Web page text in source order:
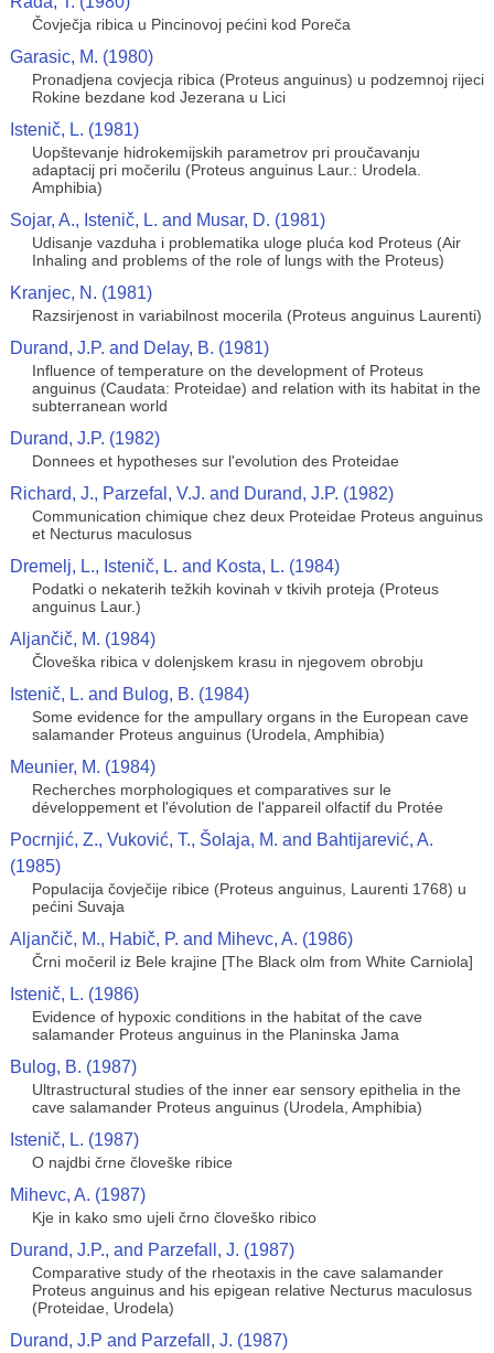
Čovječja ribica u Pincinovoj pećini kod Poreča
Garasic, M. (1980)
Pronadjena covjecja ribica (Proteus anguinus) u podzemnoj rijeci
Rokine bezdane kod Jezerana u Lici
Istenič, L. (1981)
Uopštevanje hidrokemijskih parametrov pri proučavanju
adaptacij pri močerilu (Proteus anguinus Laur.: Urodela.
Amphibia)
Sojar, A., Istenič, L. and Musar, D. (1981)
Udisanje vazduha i problematika uloge pluća kod Proteus (Air
Inhaling and problems of the role of lungs with the Proteus)
Kranjec, N. (1981)
Razsirjenost in variabilnost mocerila (Proteus anguinus Laurenti)
Durand, J.P. and Delay, B. (1981)
Influence of temperature on the development of Proteus
anguinus (Caudata: Proteidae) and relation with its habitat in the
subterranean world
Durand, J.P. (1982)
Donnees et hypotheses sur l'evolution des Proteidae
Richard, J., Parzefal, V.J. and Durand, J.P. (1982)
Communication chimique chez deux Proteidae Proteus anguinus
et Necturus maculosus
Dremelj, L., Istenič, L. and Kosta, L. (1984)
Podatki o nekaterih težkih kovinah v tkivih proteja (Proteus
anguinus Laur.)
Aljančič, M. (1984)
Človeška ribica v dolenjskem krasu in njegovem obrobju
Istenič, L. and Bulog, B. (1984)
Some evidence for the ampullary organs in the European cave
salamander Proteus anguinus (Urodela, Amphibia)
Meunier, M. (1984)
Recherches morphologiques et comparatives sur le
développement et l'évolution de l'appareil olfactif du Protée
Pocrnjić, Z., Vuković, T., Šolaja, M. and Bahtijarević, A.
(1985)
Populacija čovječije ribice (Proteus anguinus, Laurenti 1768) u
pećini Suvaja
Aljančič, M., Habič, P. and Mihevc, A. (1986)
Črni močeril iz Bele krajine [The Black olm from White Carniola]
Istenič, L. (1986)
Evidence of hypoxic conditions in the habitat of the cave
salamander Proteus anguinus in the Planinska Jama
Bulog, B. (1987)
Ultrastructural studies of the inner ear sensory epithelia in the
cave salamander Proteus anguinus (Urodela, Amphibia)
Istenič, L. (1987)
O najdbi črne človeške ribice
Mihevc, A. (1987)
Kje in kako smo ujeli črno človeško ribico
Durand, J.P., and Parzefall, J. (1987)
Comparative study of the rheotaxis in the cave salamander
Proteus anguinus and his epigean relative Necturus maculosus
(Proteidae, Urodela)
Durand, J.P and Parzefall, J. (1987)